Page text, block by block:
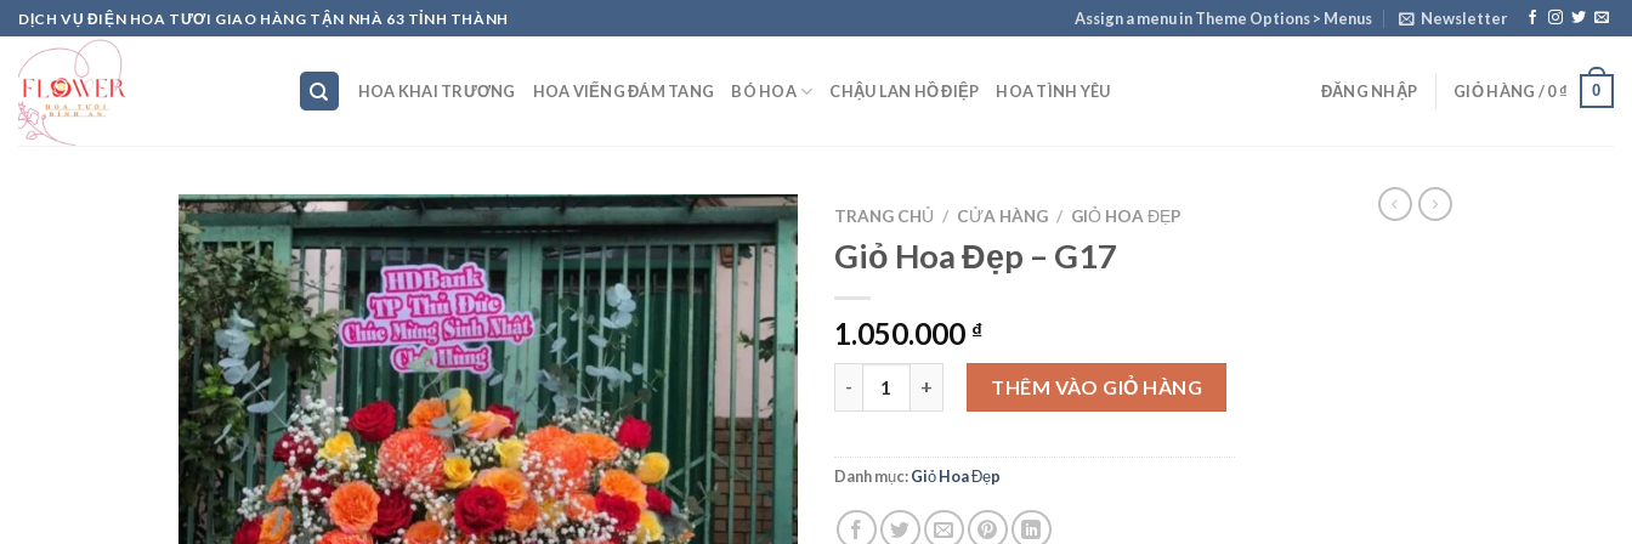
Skip
to
content
DỊCH VỤ ĐIỆN HOA TƯƠI GIAO HÀNG TẬN NHÀ 63 TỈNH THÀNH Assign a menu in Theme Options > Menus Newsletter
HOA KHAI TRƯƠNG HOA VIẾNG ĐÁM TANG BÓ HOA CHẬU LAN HỒ ĐIỆP HOA TÌNH YÊU ĐĂNG NHẬP GIỎ HÀNG /0₫ 0
TRANG CHỦ / CỬA HÀNG / GIỎ HOA ĐẸP
Giỏ Hoa Đẹp – G17
1.050.000 ₫
Giỏ Hoa Đẹp - G17 số lượngTHÊM VÀO GIỎ HÀNG
Danh mục:Giỏ Hoa Đẹp